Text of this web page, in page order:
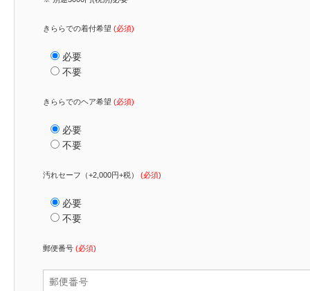
きららでの着付希望 (必須)
必要
不要
きららでのヘア希望 (必須)
必要
不要
汚れセーフ（+2,000円+税） (必須)
必要
不要
郵便番号 (必須)